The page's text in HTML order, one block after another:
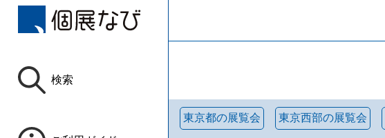
検索
東京都の展覧会 東京西部の展覧会